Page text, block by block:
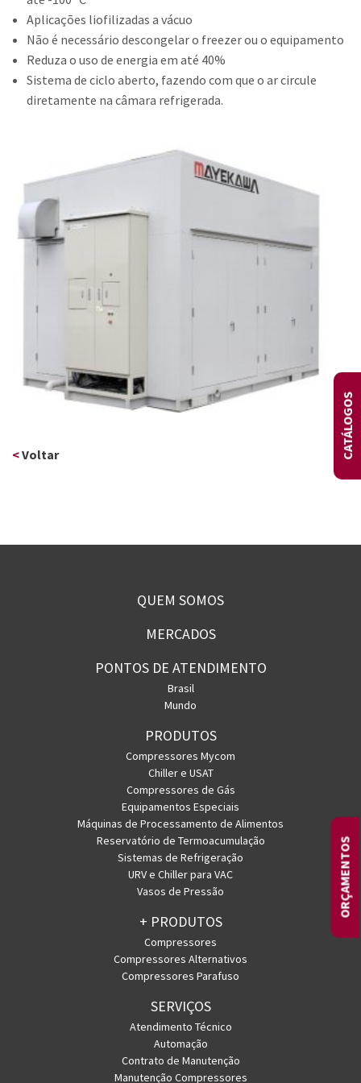
Contato
Trabalhe Conosco
Aplicações liofilizadas a vácuo
Não é necessário descongelar o freezer ou o equipamento
Reduza o uso de energia em até 40%
Sistema de ciclo aberto, fazendo com que o ar circule
diretamente na câmara refrigerada.
<Voltar CATÁLOGOS
ORÇAMENTOS
QUEM SOMOS
MERCADOS
PONTOS DE ATENDIMENTO
Brasil
Mundo
PRODUTOS
Compressores Mycom
Chiller e USAT
Compressores de Gás
Equipamentos Especiais
Máquinas de Processamento de Alimentos
Reservatório de Termoacumulação
Sistemas de Refrigeração
URV e Chiller para VAC
Vasos de Pressão
+ PRODUTOS
Compressores
Compressores Alternativos
Compressores Parafuso
SERVIÇOS
Atendimento Técnico
Automação
Contrato de Manutenção
Manutenção Compressores